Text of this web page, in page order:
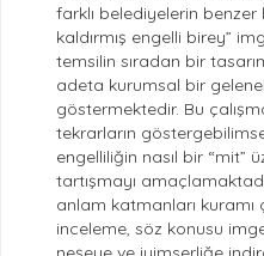
farklı belediyelerin
kaldırmış engelli birey”
temsilin sıradan bir
adeta kurumsal bir
göstermektedir. Bu
tekrarların
engelliliğin nasıl bir “mit”
tartışmayı
anlam katmanları kuramı
inceleme, söz konusu